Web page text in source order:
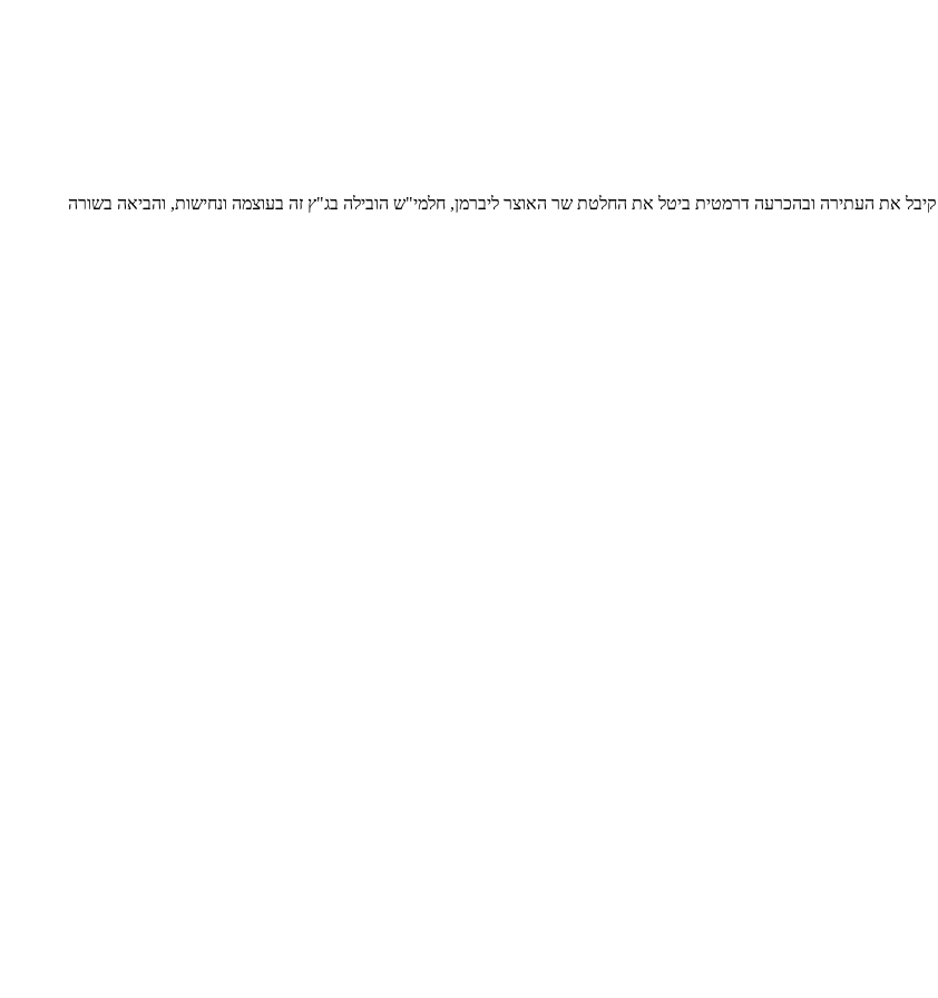
את העתירה ובהכרעה דרמטית ביטל את החלטת שר האוצר ליברמן, חלמי"ש הובילה בג"ץ זה בעוצמה ונחישות, והביאה בשורה